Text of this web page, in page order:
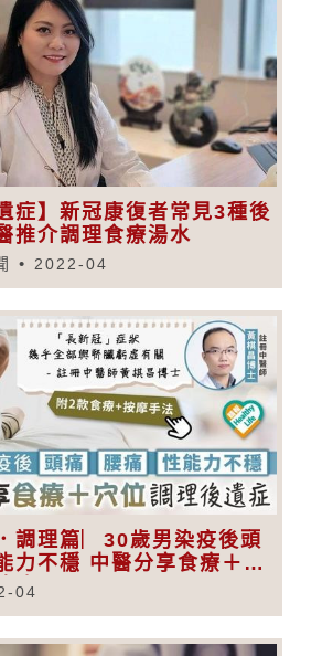
症】新冠康復者常見3種後
介調理食療湯水
2022-04
調理篇︳30歲男染疫後頭
力不穩 中醫分享食療＋穴
症
04